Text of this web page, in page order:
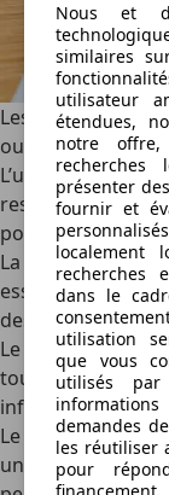
Les obligations de
ou de location
L’utilisateur de
respecter
pour éviter des
La vérification de
essentielle pour
des frais
Le respect des
tous les cas, car
infractions,
Le respect des
un
véhicule de
Nous et
similaires
utilisateur
étendues,
notre
recherches
présenter
fournir et
localement
recherches
dans le
utilisation
que vous
utilisés
demandes
les réutiliser
pour